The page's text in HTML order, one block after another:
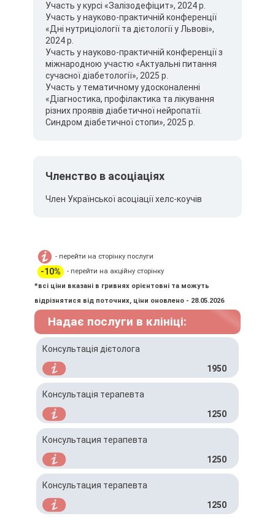
Участь у курсі «Залізодефіцит», 2024 р.
Участь у науково-практичній конференції
«Дні нутриціології та дієтології у Львові»,
2024 р.
Участь у науково-практичній конференції з
міжнародною участю «Актуальні питання
сучасної діабетології», 2025 р.
Участь у тематичному удосконаленні
«Діагностика, профілактика та лікування
різних проявів діабетичної нейропатії.
Синдром діабетичної стопи», 2025 р.
Членство в асоціаціях
Член Української асоціації хелс-коучів
- перейти на сторінку послуги
-10%
- перейти на акційну сторінку
*всі ціни вказані в гривнях орієнтовні та можуть
відрізнятися від поточних, ціни оновлено - 28.05.2026
Надає послуги в клініці:
Консультація дієтолога
1950
Консультація терапевта
1250
Консультация терапевта
1250
Консультация терапевта
1250